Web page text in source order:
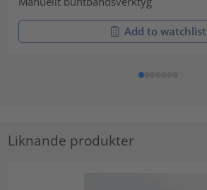
Add to watchlist
Liknande produkter